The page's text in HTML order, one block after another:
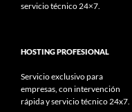
servicio técnico 24×7.
HOSTING PROFESIONAL
Servicio exclusivo para
empresas, con intervención
rápida y servicio técnico 24x7.